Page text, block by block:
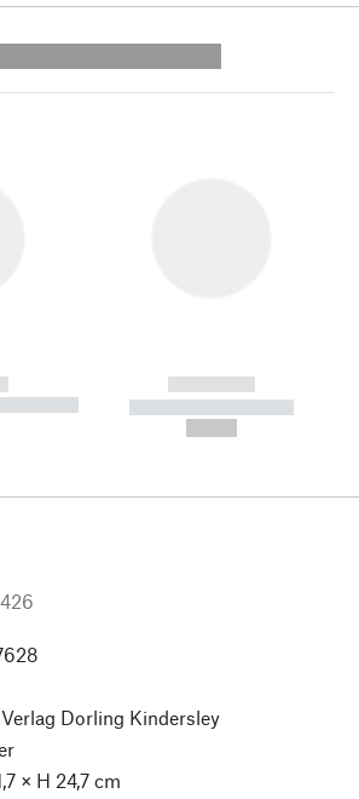
--------
------------
----------- -----------
Dorling Kindersley
× H 24,7 cm